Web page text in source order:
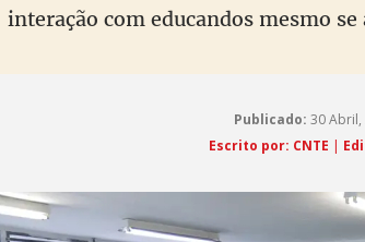
interação com educandos mesmo
Publicado: 30 Abril,
Escrito por: CNTE |